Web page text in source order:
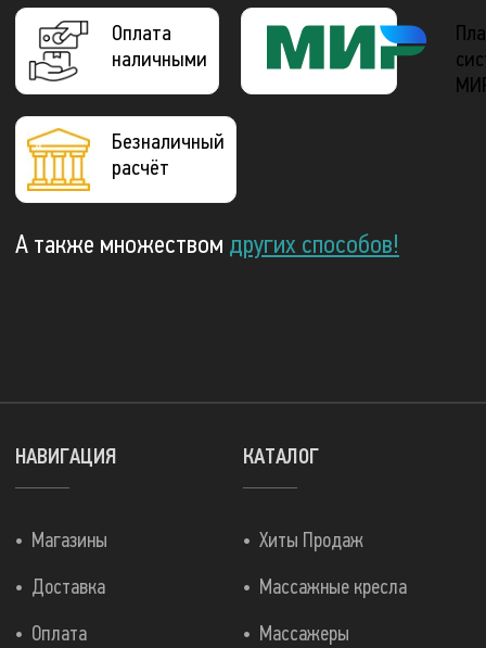
Оплата
наличными
Безналичный
расчёт
А также множеством других способов!
КАТАЛОГ
Хиты Продаж
Массажные кресла
Массажеры
НАВИГАЦИЯ
Магазины
Доставка
Оплата